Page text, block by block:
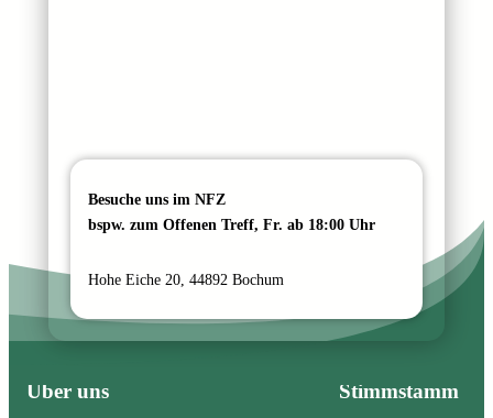
Besuche uns im NFZ
bspw. zum Offenen Treff, Fr. ab 18:00 Uhr
Hohe Eiche 20, 44892 Bochum
Über uns Stimmstamm